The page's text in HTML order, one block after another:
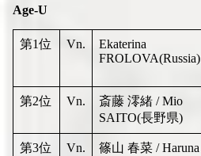
Age-U
第1位 Vn.
Ekaterina
FROLOVA(Russia)
第2位 Vn.
斎藤 澪緒 / Mio
SAITO(長野県)
第3位 Vn.
篠山 春菜 / Haruna